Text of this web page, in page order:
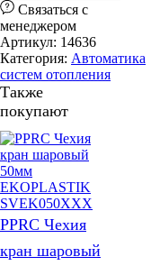
Cвязаться с
менеджером
Артикул: 14636
Категория: Автоматика
систем отопления
Также
покупают
РРRC Чехия
кран шаровый